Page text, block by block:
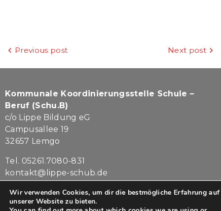
Beitragsnavigation
Previous post Next post
Kommunale Koordinierungsstelle Schule –
Beruf (Schu.B)
c/o Lippe Bildung eG
Campusallee 19
32657 Lemgo
Tel. 05261.7080-831
kontakt@lippe-schub.de
Impressum|Datenschutz
Wir verwenden Cookies, um dir die bestmögliche Erfahrung auf
unserer Website zu bieten.